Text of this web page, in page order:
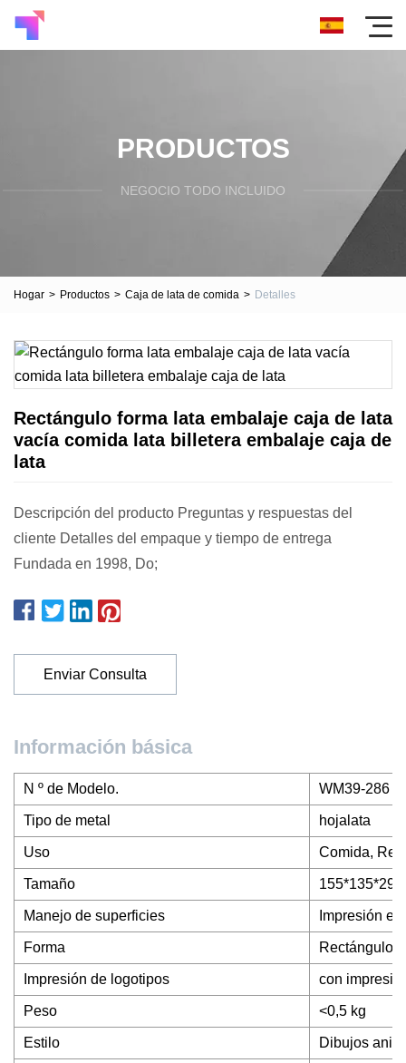
PRODUCTOS
NEGOCIO TODO INCLUIDO
Hogar > Productos > Caja de lata de comida > Detalles
Rectángulo forma lata embalaje caja de lata
vacía comida lata billetera embalaje caja de
lata
Descripción del producto Preguntas y respuestas del
cliente Detalles del empaque y tiempo de entrega
Fundada en 1998, Do;
Enviar Consulta
Información básica
N º de Modelo. WM39-286
Tipo de metal hojalata
Uso Comida,
Tamaño
Manejo de superficies Impresión
Forma Rectángulo
Impresión de logotipos con
Peso <0,5 kg
Estilo Dibujos